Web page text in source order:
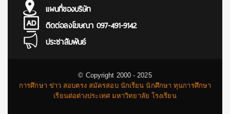
แผนที่ของบริษัท
ติดต่อลงโฆษณา 097-491-9142
ประชาสัมพันธ์
© Copyright 2000 - 2025
การศึกษา ข่าว สอบตรง สมัครสอบ นักเรียน นักศึกษา ทุนการศึกษา
เรียนต่อต่างประเทศ มหาวิทยาลัย โรงเรียน